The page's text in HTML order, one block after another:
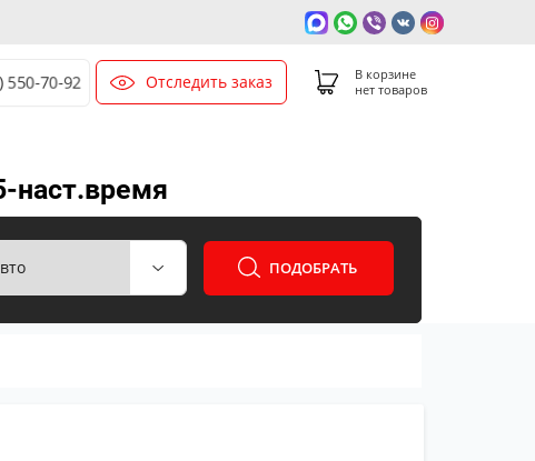
550-70-92 Отследить заказ
В корзине
нет товаров
наст.время
ПОДОБРАТЬ